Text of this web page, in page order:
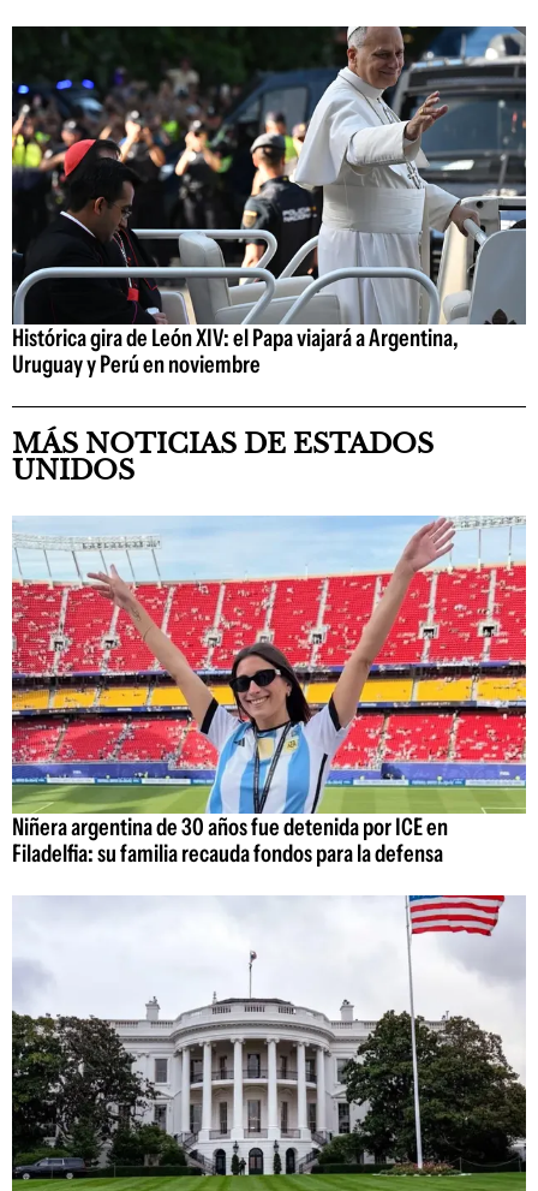
Histórica gira de León XIV: el Papa viajará a Argentina,
Uruguay y Perú en noviembre
MÁS NOTICIAS DE ESTADOS
UNIDOS
Niñera argentina de 30 años fue detenida por ICE en
Filadelfia: su familia recauda fondos para la defensa